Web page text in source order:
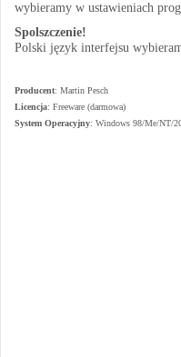
wybieramy w ustawieniach
Spolszczenie!
Polski język interfejsu
Producent: Martin Pesch
Licencja: Freeware (darmowa)
System Operacyjny: Windows 98/Me/NT/